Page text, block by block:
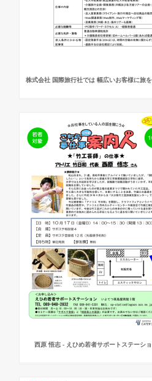
株式会社 国際旅行社では 幅広いお客様に旅
西原 悟志 - えひめ若者サポートステーシ